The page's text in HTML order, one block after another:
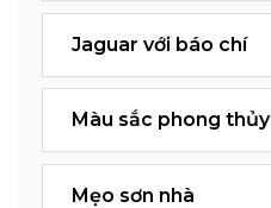
Jaguar với báo chí
Màu sắc phong thủy
Mẹo sơn nhà